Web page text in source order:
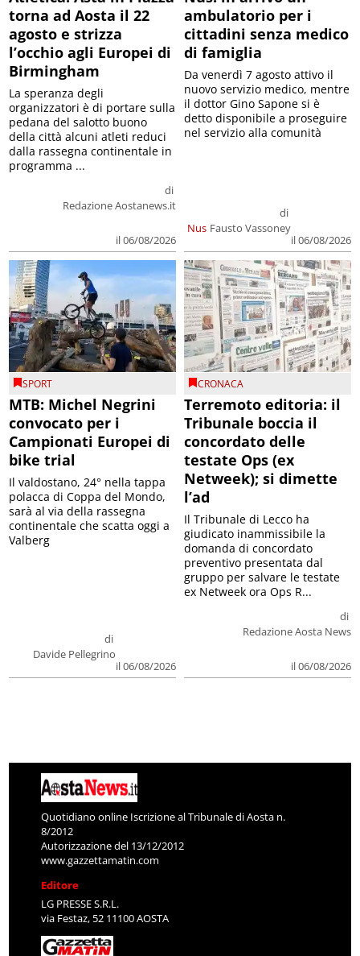
torna ad Aosta il 22
agosto e strizza
l’occhio agli Europei di
Birmingham
di
Redazione Aostanews.it
il 06/08/2026
La speranza degli
organizzatori è di portare sulla
pedana del salotto buono
della città alcuni atleti reduci
dalla rassegna continentale in
programma ...
ambulatorio per i
cittadini senza medico
di famiglia
Nus
di
Fausto Vassoney
il 06/08/2026
Da venerdì 7 agosto attivo il
nuovo servizio medico, mentre
il dottor Gino Sapone si è
detto disponibile a proseguire
nel servizio alla comunità
SPORT
MTB: Michel Negrini
convocato per i
Campionati Europei di
bike trial
di
Davide Pellegrino
il 06/08/2026
Il valdostano, 24° nella tappa
polacca di Coppa del Mondo,
sarà al via della rassegna
continentale che scatta oggi a
Valberg
CRONACA
Terremoto editoria: il
Tribunale boccia il
concordato delle
testate Ops (ex
Netweek); si dimette
l’ad
di
Redazione Aosta News
il 06/08/2026
Il Tribunale di Lecco ha
giudicato inammissibile la
domanda di concordato
preventivo presentata dal
gruppo per salvare le testate
ex Netweek ora Ops R...
Quotidiano online Iscrizione al Tribunale di Aosta n.
8/2012
Autorizzazione del 13/12/2012
www.gazzettamatin.com
Editore
LG PRESSE S.R.L.
via Festaz, 52 11100 AOSTA